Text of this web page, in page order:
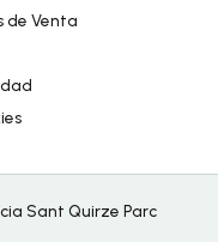
de Venta
Sant Quirze Parc